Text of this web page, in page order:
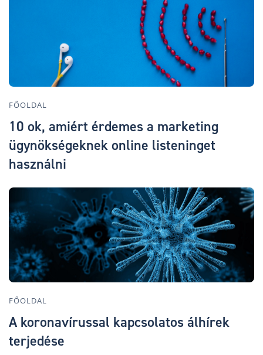
FŐOLDAL
10 ok, amiért érdemes a marketing
ügynökségeknek online listeninget
használni
FŐOLDAL
A koronavírussal kapcsolatos álhírek
terjedése